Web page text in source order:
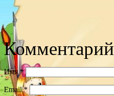
Комментарий
Имя*
Email*